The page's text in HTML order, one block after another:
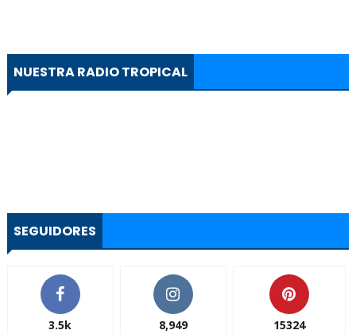
NUESTRA RADIO TROPICAL
SEGUIDORES
3.5k 8,949 15324